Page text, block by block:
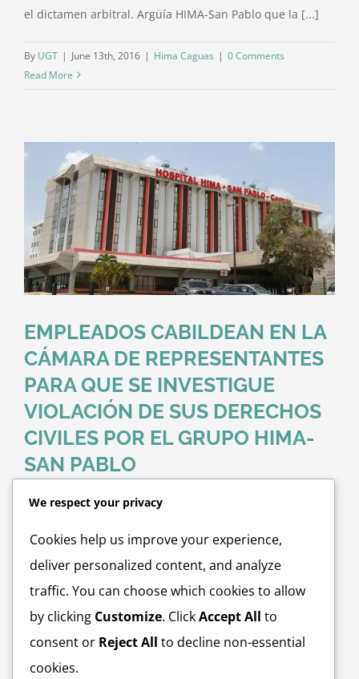
el dictamen arbitral. Argüía HIMA-San Pablo que la [...]
By UGT | June 13th, 2016 | Hima Caguas | 0 Comments
Read More
EMPLEADOS CABILDEAN EN LA
CÁMARA DE REPRESENTANTES
PARA QUE SE INVESTIGUE
VIOLACIÓN DE SUS DERECHOS
CIVILES POR EL GRUPO HIMA-
SAN PABLO
Un grupo de empleados y dirigentes de la Unión
General de Trabajadores (UGT) realizaron en el día de
Comisión de Asuntos Laborales y Sistemas de Retiro del
Servicio Público de la Cámara de Representantes para
que realice una investigación sobre la imposición de
medidas [...]
We respect your privacy
Cookies help us improve your experience,
deliver personalized content, and analyze
traffic. You can choose which cookies to allow
by clicking Customize. ClickAccept All to
consent or Reject All to decline non-essential
cookies.